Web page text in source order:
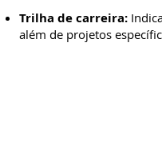
Trilha de carreira:
além de projetos